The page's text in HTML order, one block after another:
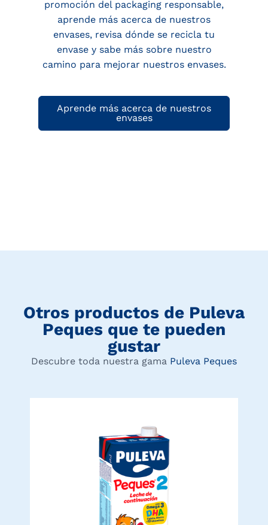
promoción del packaging responsable,
aprende más acerca de nuestros
envases, revisa dónde se recicla tu
envase y sabe más sobre nuestro
camino para mejorar nuestros envases.
Aprende más acerca de nuestros
envases
Otros productos de Puleva
Peques que te pueden
gustar
Descubre toda nuestra gama Puleva Peques